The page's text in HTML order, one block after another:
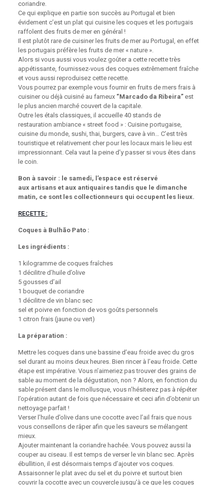
coriandre.
Ce qui explique en partie son succès au Portugal et bien
évidement c’est un plat qui cuisine les coques et les portugais
raffolent des fruits de mer en général !
Il est plutôt rare de cuisiner les fruits de mer au Portugal, en effet
les portugais préfère les fruits de mer « nature ».
Alors si vous aussi vous voulez goûter a cette recette très
appétissante, fournissez-vous des coques extrêmement fraîche
et vous aussi reproduisez cette recette.
Vous pourrez par exemple vous fournir en fruits de mers frais à
cuisiner ou déjà cuisiné au fameux“Marcado da Ribeira”est
le plus ancien marché couvert de la capitale.
Outre les étals classiques, il accueille 40 stands de
restauration ambiance « street food » : Cuisine portugaise,
cuisine du monde, sushi, thai, burgers, cave à vin… C’est très
touristique et relativement cher pour les locaux mais le lieu est
impressionnant. Cela vaut la peine d’y passer si vous êtes dans
le coin.
Bon à savoir : le samedi, l’espace est réservé
aux artisans et aux antiquaires tandis que le dimanche
matin, ce sont les collectionneurs qui occupent les lieux.
RECETTE :
Coques à Bulhão Pato :
Les ingrédients :
1 kilogramme de coques fraîches
1 décilitre d’huile d’olive
5 gousses d’ail
1 bouquet de coriandre
1 décilitre de vin blanc sec
sel et poivre en fonction de vos goûts personnels
1 citron frais (jaune ou vert)
La préparation :
Mettre les coques dans une bassine d’eau froide avec du gros
sel durant au moins deux heures. Bien rincer à l’eau froide. Cette
étape est impérative. Vous n’aimeriez pas trouver des grains de
sable au moment de la dégustation, non ? Alors, en fonction du
sable présent dans le mollusque, vous n’hésiterez pas à répéter
l’opération autant de fois que nécessaire et ceci afin d’obtenir un
nettoyage parfait !
Verser l’huile d’olive dans une cocotte avec l’ail frais que nous
vous conseillons de râper afin que les saveurs se mélangent
mieux.
Ajouter maintenant la coriandre hachée. Vous pouvez aussi la
couper au ciseau. Il est temps de verser le vin blanc sec. Après
ébullition, il est désormais temps d’ajouter vos coques.
Assaisonner le plat avec du sel et du poivre et surtout bien
couvrir la cocotte avec un couvercle jusqu’à ce que les coques